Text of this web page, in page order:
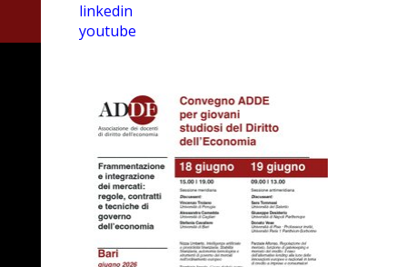
linkedin
youtube